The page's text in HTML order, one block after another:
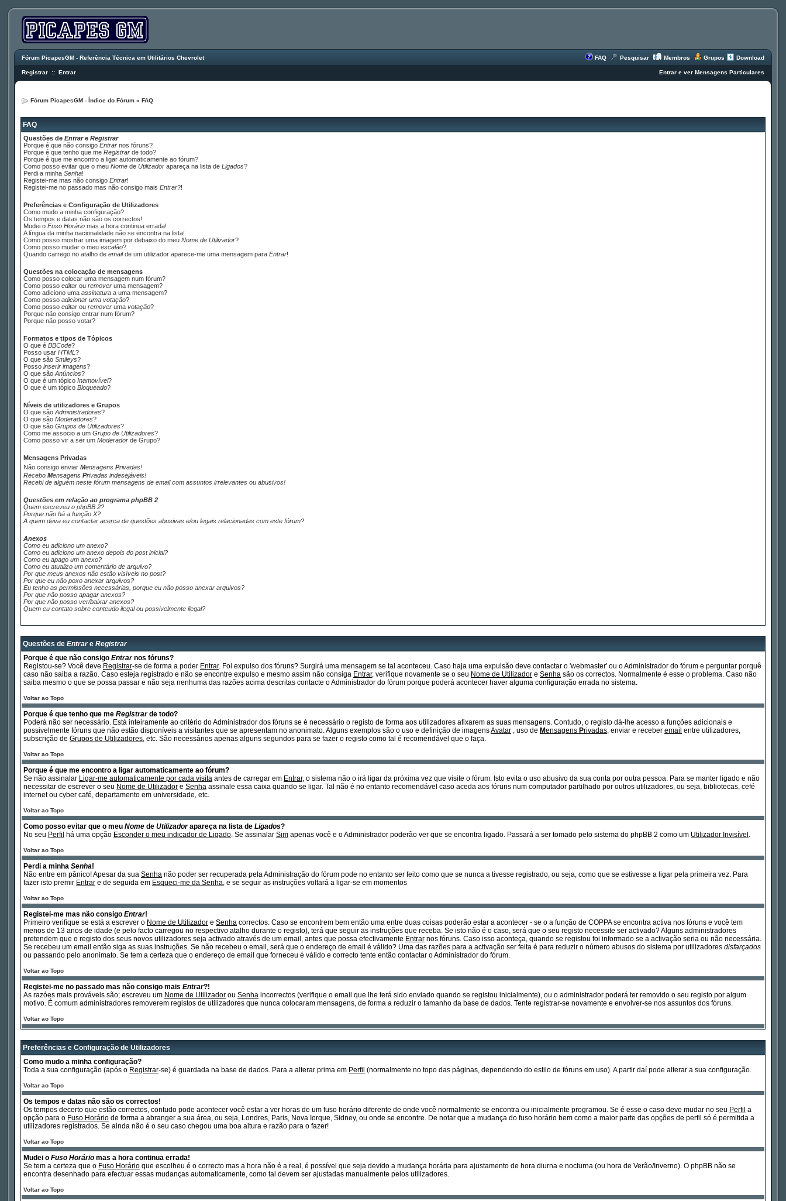
Fórum PicapesGM - Referência Técnica em Utilitários Chevrolet FAQ Pesquisar Membros Grupos Download
Registrar :: Entrar Entrar e ver Mensagens Particulares
Fórum PicapesGM - Índice do Fórum » FAQ
FAQ
Questões de Entrare Registrar
Porque é que não consigo Entrar nos fóruns?
Porque é que tenho que me Registrar de todo?
Porque é que me encontro a ligar automaticamente ao fórum?
Como posso evitar que o meu Nome de Utilizador apareça na lista de Ligados?
Perdi a minha Senha!
Registei-me mas não consigo Entrar!
Registei-me no passado mas não consigo mais Entrar?!
Preferências e Configuração de Utilizadores
Como mudo a minha configuração?
Os tempos e datas não são os correctos!
Mudei o Fuso Horário mas a hora continua errada!
A língua da minha nacionalidade não se encontra na lista!
Como posso mostrar uma imagem por debaixo do meu Nome de Utilizador?
Como posso mudar o meu escalão?
Quando carrego no atalho de emailde um utilizador aparece-me uma mensagem para Entrar!
Questões na colocação de mensagens
Como posso colocar uma mensagem num fórum?
Como posso editar ou remover uma mensagem?
Como adiciono uma assinatura a uma mensagem?
Como posso adicionar uma votação?
Como posso editar ou remover uma votação?
Porque não consigo entrar num fórum?
Porque não posso votar?
Formatos e tipos de Tópicos
O que é BBCode?
Posso usar HTML ?
O que são Smileys?
Posso inserir imagens?
O que são Anúncios?
O que é um tópico Inamovível?
O que é um tópico Bloqueado?
Níveis de utilizadores e Grupos
O que são Administradores?
O que são Moderadores?
O que são Grupos de Utilizadores?
Como me associo a um Grupo de Utilizadores?
Como posso vir a ser um Moderador de Grupo?
Mensagens Privadas
Não consigo enviar Mensagens Privadas!
Recebo Mensagens Privadas indesejáveis!
Recebi de alguém neste fórum mensagens de emailcom assuntos irrelevantes ou abusivos!
Questões em relação ao programa phpBB 2
Quem escreveu o phpBB 2?
Porque não há a função X?
A quem deva eu contactar acerca de questões abusivas e/ou legais relacionadas com este fórum?
Anexos
Como eu adiciono um anexo?
Como eu adiciono um anexo depois do post inicial?
Como eu apago um anexo?
Como eu atualizo um comentário de arquivo?
Por que meus anexos não estão visíveis no post?
Por que eu não poxo anexar arquivos?
Eu tenho as permissões necessárias, porque eu não posso anexar arquivos?
Por que não posso apagar anexos?
Por que não posso ver/baixar anexos?
Quem eu contato sobre conteudo ilegal ou possivelmente ilegal?
Questões de Entrare Registrar
Porque é que não consigo Entrarnos fóruns?
Registou-se? Você deve Registrar-se de forma a poder Entrar. Foi expulso dos fóruns? Surgirá uma mensagem se tal aconteceu. Caso haja uma expulsão deve contactar o 'webmaster' ou o Administrador do fórum e perguntar porquê
caso não saiba a razão. Caso esteja registrado e não se encontre expulso e mesmo assim não consiga Entrar, verifique novamente se o seu Nome de Utilizador e Senha são os correctos. Normalmente é esse o problema. Caso não
saiba mesmo o que se possa passar e não seja nenhuma das razões acima descritas contacte o Administrador do fórum porque poderá acontecer haver alguma configuração errada no sistema.
Voltar ao Topo
Porque é que tenho que me Registrarde todo?
Poderá não ser necessário. Está inteiramente ao critério do Administrador dos fóruns se é necessário o registo de forma aos utilizadores afixarem as suas mensagens. Contudo, o registo dá-lhe acesso a funções adicionais e
possivelmente fóruns que não estão disponíveis a visitantes que se apresentam no anonimato. Alguns exemplos são o uso e definição de imagensAvatar , uso de Mensagens Privadas, enviar e receber email entre utilizadores,
subscrição de Grupos de Utilizadores, etc. São necessários apenas alguns segundos para se fazer o registo como tal é recomendável que o faça.
Voltar ao Topo
Porque é que me encontro a ligar automaticamente ao fórum?
Se não assinalar Ligar-me automaticamente por cada visita antes de carregar em Entrar, o sistema não o irá ligar da próxima vez que visite o fórum. Isto evita o uso abusivo da sua conta por outra pessoa. Para se manter ligado e não
necessitar de escrever o seu Nome de Utilizador e Senha assinale essa caixa quando se ligar. Tal não é no entanto recomendável caso aceda aos fóruns num computador partilhado por outros utilizadores, ou seja, bibliotecas, cefé
internet ou cyber café, departamento em universidade, etc.
Voltar ao Topo
Como posso evitar que o meu Nome de Utilizadorapareça na lista de Ligados?
No seu Perfil há uma opção Esconder o meu indicador de Ligado. Se assinalar Sim apenas você e o Administrador poderão ver que se encontra ligado. Passará a ser tomado pelo sistema do phpBB 2 como um Utilizador Invisível .
Voltar ao Topo
Perdi a minha Senha!
Não entre em pânico! Apesar da sua Senha não poder ser recuperada pela Administração do fórum pode no entanto ser feito como que se nunca a tivesse registrado, ou seja, como que se estivesse a ligar pela primeira vez. Para
fazer isto premir Entrar e de seguida em Esqueci-me da Senha, e se seguir as instruções voltará a ligar-se em momentos
Voltar ao Topo
Registei-me mas não consigo Entrar!
Primeiro verifique se está a escrever o Nome de Utilizador e Senha correctos. Caso se encontrem bem então uma entre duas coisas poderão estar a acontecer - se o a função de COPPA se encontra activa nos fóruns e você tem
menos de 13 anos de idade (e pelo facto carregou no respectivo atalho durante o registo), terá que seguir as instruções que receba. Se isto não é o caso, será que o seu registo necessite ser activado? Alguns administradores
pretendem que o registo dos seus novos utilizadores seja activado através de um email, antes que possa efectivamente Entrar nos fóruns. Caso isso aconteça, quando se registou foi informado se a activação seria ou não necessária.
Se recebeu um email então siga as suas instruções. Se não recebeu o email, será que o endereço de email é válido? Uma das razões para a activação ser feita é para reduzir o número abusos do sistema por utilizadores disfarçados
ou passando pelo anonimato. Se tem a certeza que o endereço de email que forneceu é válido e correcto tente então contactar o Administrador do fórum.
Voltar ao Topo
Registei-me no passado mas não consigo mais Entrar?!
As razóes mais prováveis são; escreveu um Nome de Utilizador ou Senha incorrectos (verifique o email que lhe terá sido enviado quando se registou inicialmente), ou o administrador poderá ter removido o seu registo por algum
motivo. É comum administradores removerem registos de utilizadores que nunca colocaram mensagens, de forma a reduzir o tamanho da base de dados. Tente registrar-se novamente e envolver-se nos assuntos dos fóruns.
Voltar ao Topo
Preferências e Configuração de Utilizadores
Como mudo a minha configuração?
Toda a sua configuração (após o Registrar-se) é guardada na base de dados. Para a alterar prima em Perfil (normalmente no topo das páginas, dependendo do estilo de fóruns em uso). A partir daí pode alterar a sua configuração.
Voltar ao Topo
Os tempos e datas não são os correctos!
Os tempos decerto que estão correctos, contudo pode acontecer você estar a ver horas de um fuso horário diferente de onde você normalmente se encontra ou inicialmente programou. Se é esse o caso deve mudar no seu Perfil a
opção para o Fuso Horário de forma a abranger a sua área, ou seja, Londres, Paris, Nova Iorque, Sidney, ou onde se encontre. De notar que a mudança do fuso horário bem como a maior parte das opções de perfil só é permitida a
utilizadores registrados. Se ainda não é o seu caso chegou uma boa altura e razão para o fazer!
Voltar ao Topo
Mudei o Fuso Horário mas a hora continua errada!
Se tem a certeza que o Fuso Horário que escolheu é o correcto mas a hora não é a real, é possível que seja devido a mudança horária para ajustamento de hora diurna e nocturna (ou hora de Verão/Inverno). O phpBB não se
encontra desenhado para efectuar essas mudanças automaticamente, como tal devem ser ajustadas manualmente pelos utilizadores.
Voltar ao Topo